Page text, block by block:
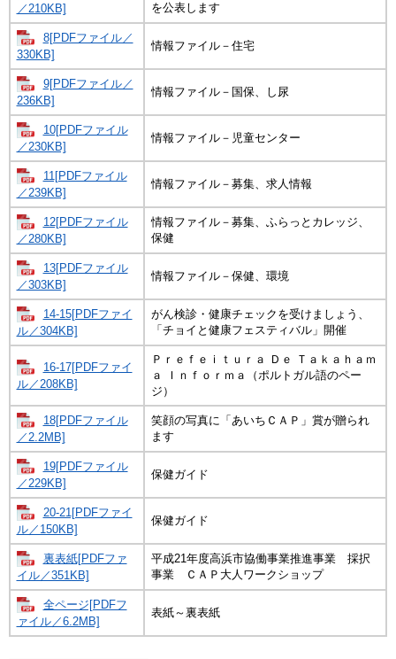
／210KB]
を公表します
8[PDFファイル／
330KB]
情報ファイル－住宅
9[PDFファイル／
236KB]
情報ファイル－国保、し尿
10[PDFファイル
／230KB]
情報ファイル－児童センター
11[PDFファイル
／239KB]
情報ファイル－募集、求人情報
12[PDFファイル
／280KB]
情報ファイル－募集、ふらっとカレッジ、
保健
13[PDFファイル
／303KB]
情報ファイル－保健、環境
14-15[PDFファイ
ル／304KB]
がん検診・健康チェックを受けましょう、
「チョイと健康フェスティバル」開催
16-17[PDFファイ
ル／208KB]
Ｐｒｅｆｅｉｔｕｒａ Ｄｅ Ｔａｋａｈａｍ
ａ Ｉｎｆｏｒｍａ（ポルトガル語のペー
ジ）
18[PDFファイル
／2.2MB]
笑顔の写真に「あいちＣＡＰ」賞が贈られ
ます
19[PDFファイル
／229KB]
保健ガイド
20-21[PDFファイ
ル／150KB]
保健ガイド
裏表紙[PDFファ
イル／351KB]
平成21年度高浜市協働事業推進事業 採択
事業 ＣＡＰ大人ワークショップ
全ページ[PDFフ
ァイル／6.2MB]
表紙～裏表紙